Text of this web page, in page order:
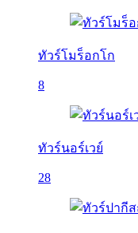
ทัวร์โมร็อกโก
8
ทัวร์นอร์เวย์
28